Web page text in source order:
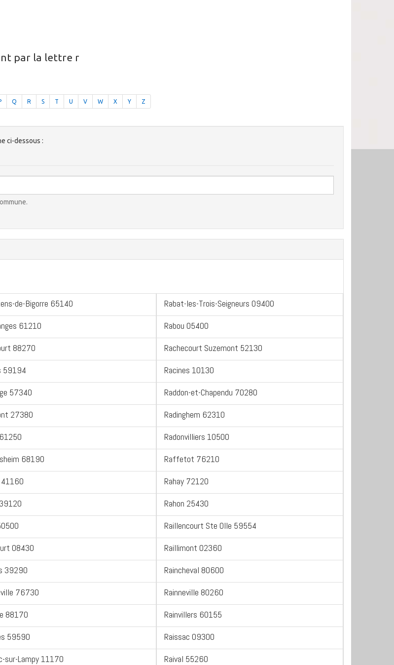
par la lettre r
Q R S T U V W X Y Z
ci-dessous :
de-Bigorre 65140
Rabat-les-Trois-Seigneurs 09400
61210
Rabou 05400
88270
Rachecourt Suzemont 52130
59194
Racines 10130
57340
Raddon-et-Chapendu 70280
27380
Radinghem 62310
Radonvilliers 10500
68190
Raffetot 76210
Rahay 72120
Rahon 25430
Raillencourt Ste Olle 59554
08430
Raillimont 02360
39290
Raincheval 80600
76730
Rainneville 80260
88170
Rainvillers 60155
59590
Raissac 09300
sur-Lampy 11170
Raival 55260